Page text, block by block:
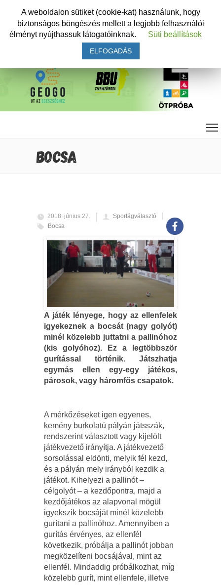
BOCSA
2018. június 27.
Sportágválasztó
Bocsa
A játék lényege, hogy az ellenfelek
igyekeznek a bocsát (nagy golyót)
minél közelebb juttatni a pallinóhoz
(kis golyóhoz). Ez a legtöbbször
gurítással történik. Játszhatja
egymás ellen egy-egy játékos,
párosok, vagy háromfős csapatok.
A mérkőzéseket igen egyenes,
kemény burkolatú pályán játsszák,
rendszerint választott vagy kijelölt
játékvezető irányítja. A játékvezető
sorsolással eldönti, melyik fél kezd,
és a pályán mely irányból kezdik a
játékot. Kihelyezi a pallinót –
célgolyót – a kezdőpontra, majd a
kezdőjátékos az alapvonal mögül
igyekszik bocsáját minél közelebb
gurítani a pallinóhoz. Amennyiben a
gurítás érvényes, az ellenfél
következik, próbálja a pallinót jobban
megközelíteni bocsájával, mint az
ellenfél. Mindaddig próbálkozhat, míg
közelebb gurít, mint ellenfele, illetve
A weboldalon sütiket (cookie-kat) használunk, hogy
biztonságos böngészés mellett a legjobb felhasználói
élményt nyújthassuk látogatóinknak.
Süti beállítások
ELFOGADÁS